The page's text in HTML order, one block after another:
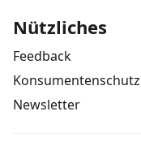
Nützliches
Feedback
Konsumentenschutz
Newsletter